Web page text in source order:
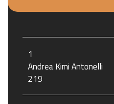
1
Andrea Kimi Antonelli
219